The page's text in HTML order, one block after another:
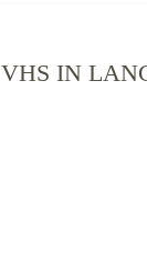
VHS IN